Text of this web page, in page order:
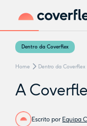
Dentro da Coverflex
Home Dentro da Coverflex
A
Escrito por Equipa